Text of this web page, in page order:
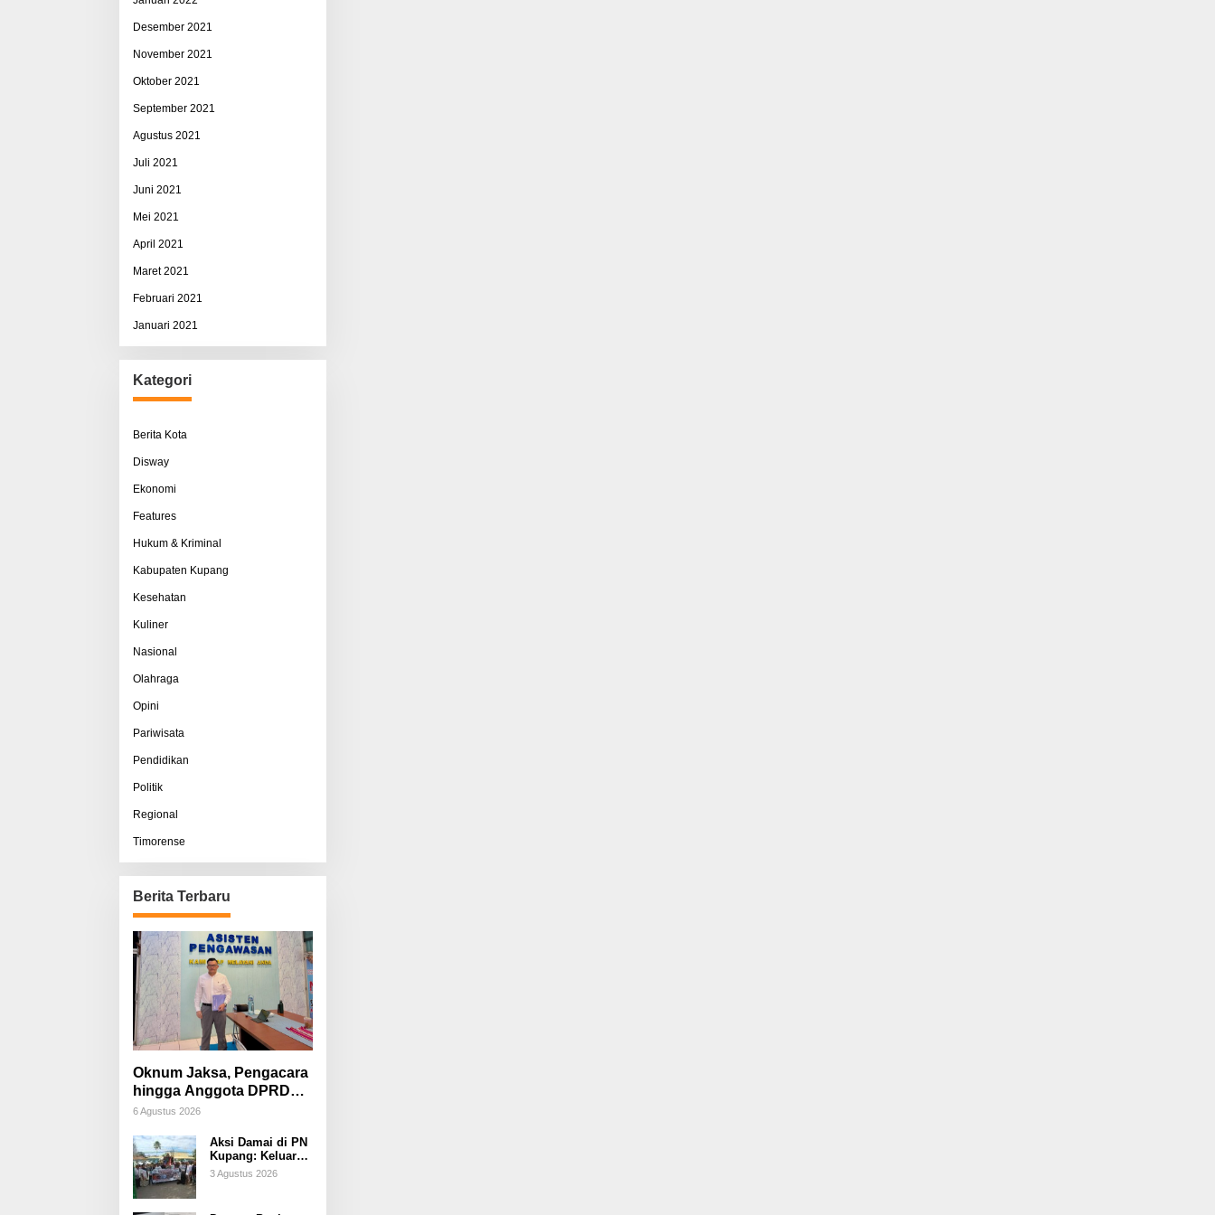
Desember 2021
November 2021
Oktober 2021
September 2021
Agustus 2021
Juli 2021
Juni 2021
Mei 2021
April 2021
Maret 2021
Februari 2021
Januari 2021
Kategori
Berita Kota
Disway
Ekonomi
Features
Hukum & Kriminal
Kabupaten Kupang
Kesehatan
Kuliner
Nasional
Olahraga
Opini
Pariwisata
Pendidikan
Politik
Regional
Timorense
Berita Terbaru
Oknum Jaksa, Pengacara
hingga Anggota DPRD
Diduga Terlibat, Sisco
Pemerasan Terorganisir
6 Agustus 2026
Aksi Damai di PN
Kupang: Keluarga
Tuding Proses
Hukum Kasus
3 Agustus 2026